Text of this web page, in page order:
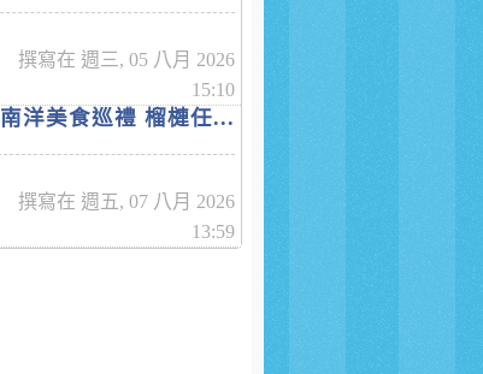
撰寫在 週三, 05 八月 2026
15:10
南洋美食巡禮 榴槤任...
撰寫在 週五, 07 八月 2026
13:59